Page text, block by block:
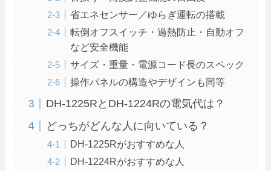
省エネセンサー／ゆらぎ運転の搭載
転倒オフスイッチ・過熱防止・自動オフ
など安全機能
サイズ・重量・電源コード長のスペック
操作パネルの構造やデザインも同等
DH‑1225RとDH‑1224Rの電気代は？
どっちがどんな人に向いている？
DH‑1225Rがおすすめな人
DH‑1224Rがおすすめな人